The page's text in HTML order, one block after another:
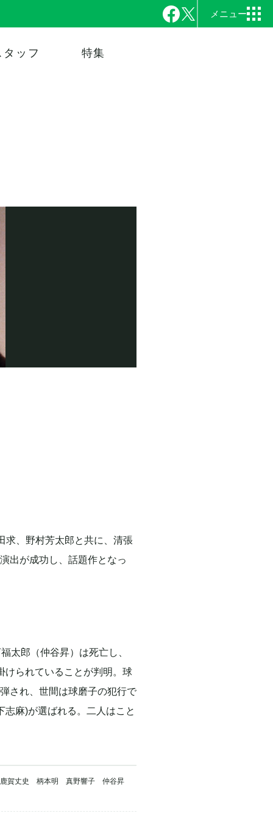
ッフ 特集
求、野村芳太郎と共に、清張
出が成功し、話題作となっ
太郎（仲谷昇）は死亡し、
けられていることが判明。球
され、世間は球磨子の犯行で
麻)が選ばれる。二人はこと
賀丈史 柄本明 真野響子 仲谷昇